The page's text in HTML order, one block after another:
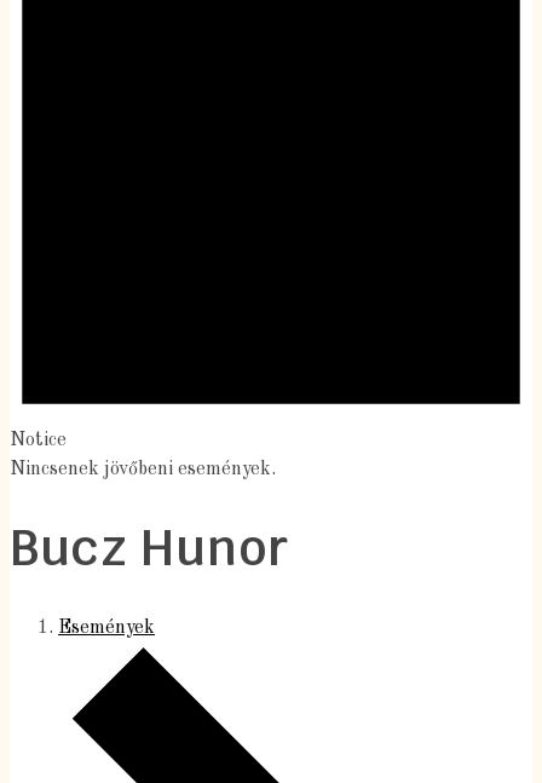
Notice
Nincsenek jövőbeni események.
Bucz Hunor
Események